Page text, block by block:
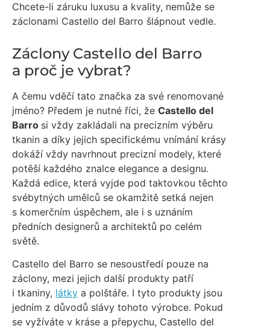
Chcete-li záruku luxusu a kvality, nemůže se
záclonami Castello del Barro šlápnout vedle.
Záclony Castello del Barro
a proč je vybrat?
A čemu vděčí tato značka za své renomované
jméno? Předem je nutné říci, že Castello del
Barro si vždy zakládali na precizním výběru
tkanin a díky jejich specifickému vnímání krásy
dokáží vždy navrhnout precizní modely, které
potěší každého znalce elegance a designu.
Každá edice, která vyjde pod taktovkou těchto
svébytných umělců se okamžitě setká nejen
s komerčním úspěchem, ale i s uznáním
předních designerů a architektů po celém
světě.
Castello del Barro se nesoustředí pouze na
záclony, mezi jejich další produkty patří
i tkaniny, látky a polštáře. I tyto produkty jsou
jedním z důvodů slávy tohoto výrobce. Pokud
se vyžíváte v kráse a přepychu, Castello del